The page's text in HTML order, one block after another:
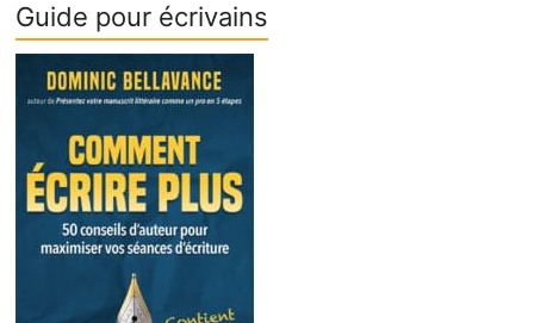
Guide pour écrivains